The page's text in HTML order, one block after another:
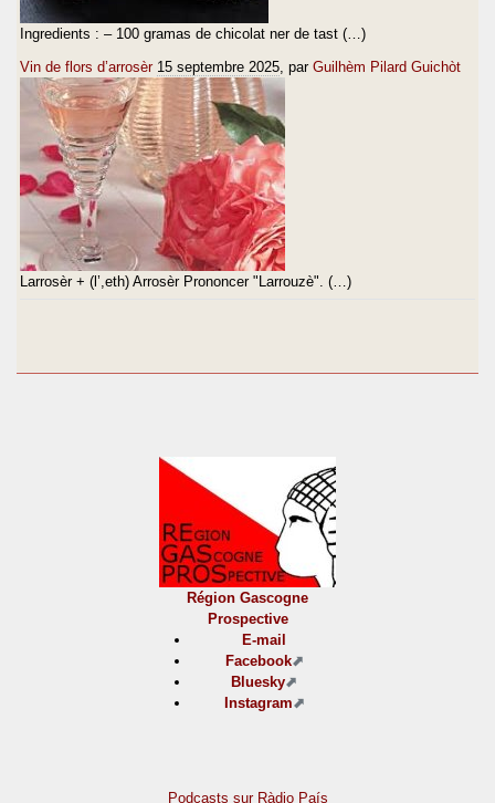
Ingredients : – 100 gramas de chicolat ner de tast (…)
Vin de flors d’arrosèr 15 septembre 2025 , par Guilhèm Pilard Guichòt
Larrosèr + (l’,eth) Arrosèr Prononcer "Larrouzè". (…)
Région Gascogne
Prospective
E-mail
Facebook
Bluesky
Instagram
Podcasts sur Ràdio País